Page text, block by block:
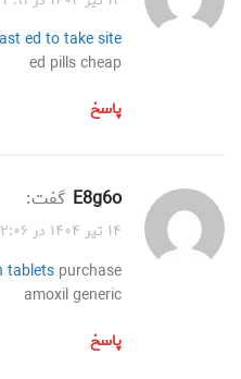
ed to take site
ed pills cheap
پاسخ
e8g6o گفت:
۱۴ تیر ۱۴۰۴ در ۲:۰۶ ق.ظ
tablets purchase
amoxil generic
پاسخ